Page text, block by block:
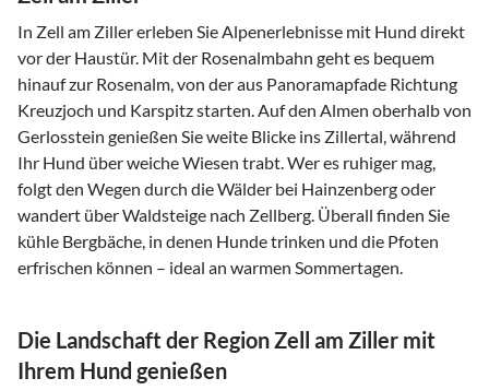
In Zell am Ziller erleben Sie Alpenerlebnisse mit Hund direkt
vor der Haustür. Mit der Rosenalmbahn geht es bequem
hinauf zur Rosenalm, von der aus Panoramapfade Richtung
Kreuzjoch und Karspitz starten. Auf den Almen oberhalb von
Gerlosstein genießen Sie weite Blicke ins Zillertal, während
Ihr Hund über weiche Wiesen trabt. Wer es ruhiger mag,
folgt den Wegen durch die Wälder bei Hainzenberg oder
wandert über Waldsteige nach Zellberg. Überall finden Sie
kühle Bergbäche, in denen Hunde trinken und die Pfoten
erfrischen können – ideal an warmen Sommertagen.
Die Landschaft der Region Zell am Ziller mit
Ihrem Hund genießen